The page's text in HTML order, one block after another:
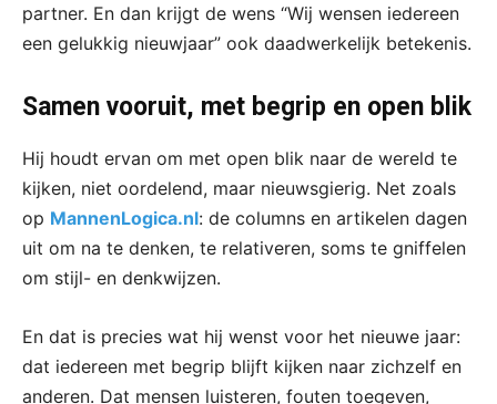
partner. En dan krijgt de wens “Wij wensen iedereen
een gelukkig nieuwjaar” ook daadwerkelijk betekenis.
Samen vooruit, met begrip en open blik
Hij houdt ervan om met open blik naar de wereld te
kijken, niet oordelend, maar nieuwsgierig. Net zoals
op MannenLogica.nl: de columns en artikelen dagen
uit om na te denken, te relativeren, soms te gniffelen
om stijl- en denkwijzen.
En dat is precies wat hij wenst voor het nieuwe jaar:
dat iedereen met begrip blijft kijken naar zichzelf en
anderen. Dat mensen luisteren, fouten toegeven,